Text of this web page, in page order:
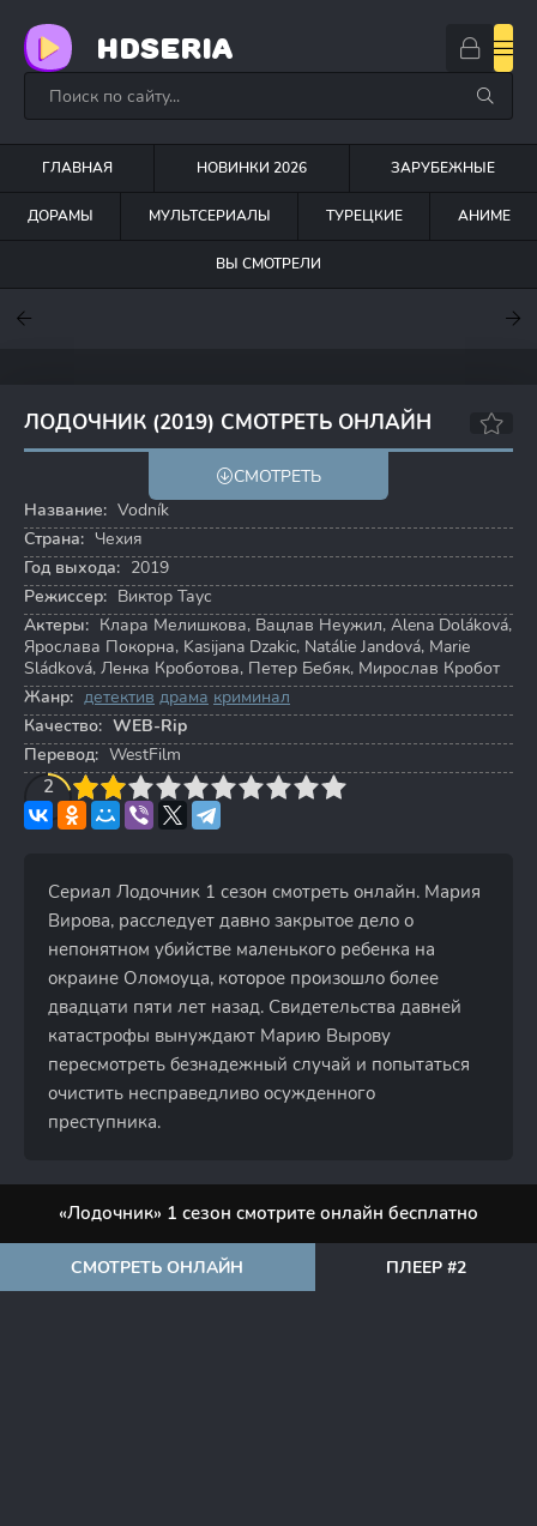
HDSERIA
ГЛАВНАЯ НОВИНКИ 2026 ЗАРУБЕЖНЫЕ
ДОРАМЫ МУЛЬТСЕРИАЛЫ ТУРЕЦКИЕ АНИМЕ
ВЫ СМОТРЕЛИ
ЛОДОЧНИК (2019) СМОТРЕТЬ ОНЛАЙН
7.6
СМОТРЕТЬ
Название: Vodník
Страна: Чехия
Год выхода: 2019
Режиссер: Виктор Таус
Актеры: Клара Мелишкова, Вацлав Неужил, Alena Doláková,
Ярослава Покорна, Kasijana Dzakic, Natálie Jandová, Marie
Sládková, Ленка Кроботова, Петер Бебяк, Мирослав Кробот
Жанр: детектив драма криминал
Качество: WEB-Rip
Перевод: WestFilm
2
4 5 6 7 8 9 10
Сериал Лодочник 1 сезон смотреть онлайн. Мария
Вирова, расследует давно закрытое дело о
непонятном убийстве маленького ребенка на
окраине Оломоуца, которое произошло более
двадцати пяти лет назад. Свидетельства давней
катастрофы вынуждают Марию Вырову
пересмотреть безнадежный случай и попытаться
очистить несправедливо осужденного
преступника.
«Лодочник» 1 сезон смотрите онлайн бесплатно
СМОТРЕТЬ ОНЛАЙН ПЛЕЕР #2